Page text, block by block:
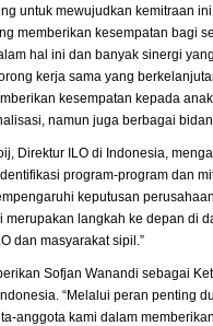
untuk mewujudkan kemitraan
memberikan kesempatan bagi
hal ini dan banyak sinergi
kerja sama yang
kesempatan kepada
namun juga berbagai
Direktur ILO di Indonesia,
program-program dan
keputusan
merupakan langkah ke depan di
dan masyarakat sipil.”
Sofjan Wanandi sebagai
“Melalui peran penting
anggota kami dalam